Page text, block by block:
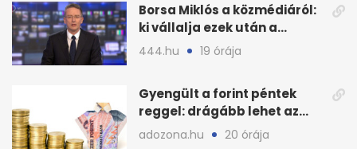
Borsa Miklós a közmédiáról:
ki vállalja ezek után a
munkát?
444.hu 19 órája
Gyengült a forint péntek
reggel: drágább lehet az
euró és a dollár
adozona.hu 20 órája